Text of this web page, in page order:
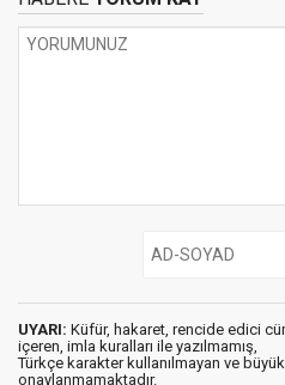
UYARI: Küfür, hakaret, rencide edici
içeren, imla kuralları ile yazılmamış,
Türkçe karakter kullanılmayan ve
onaylanmamaktadır.